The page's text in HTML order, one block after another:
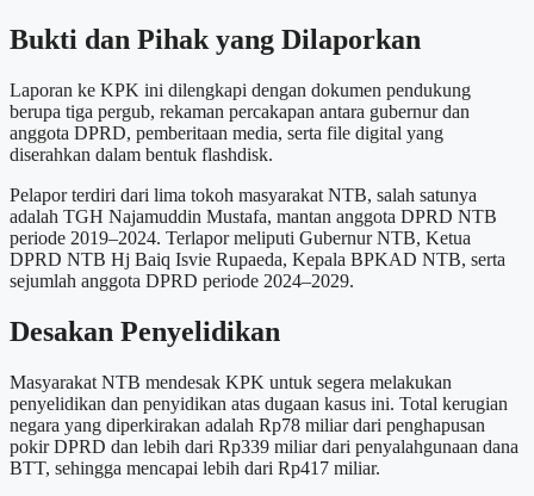
Bukti dan Pihak yang Dilaporkan
Laporan ke KPK ini dilengkapi dengan dokumen pendukung
berupa tiga pergub, rekaman percakapan antara gubernur dan
anggota DPRD, pemberitaan media, serta file digital yang
diserahkan dalam bentuk flashdisk.
Pelapor terdiri dari lima tokoh masyarakat NTB, salah satunya
adalah TGH Najamuddin Mustafa, mantan anggota DPRD NTB
periode 2019–2024. Terlapor meliputi Gubernur NTB, Ketua
DPRD NTB Hj Baiq Isvie Rupaeda, Kepala BPKAD NTB, serta
sejumlah anggota DPRD periode 2024–2029.
Desakan Penyelidikan
Masyarakat NTB mendesak KPK untuk segera melakukan
penyelidikan dan penyidikan atas dugaan kasus ini. Total kerugian
negara yang diperkirakan adalah Rp78 miliar dari penghapusan
pokir DPRD dan lebih dari Rp339 miliar dari penyalahgunaan dana
BTT, sehingga mencapai lebih dari Rp417 miliar.